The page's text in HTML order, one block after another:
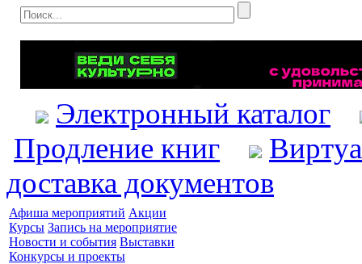
Электронный каталог
Продление книг
доставка документов
Афиша мероприятий Акции
Курсы Запись на мероприятие
Новости и события Выставки
Конкурсы и проекты